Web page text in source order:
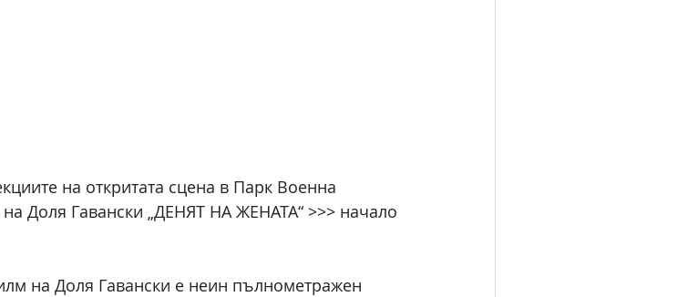
на откритата сцена в Парк Военна
Доля Гавански „ДЕНЯТ НА ЖЕНАТА“ >>> начало
на Доля Гавански е неин пълнометражен